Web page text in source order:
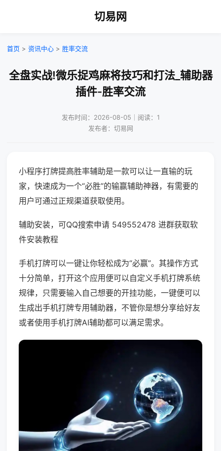
切易网
首页 > 资讯中心 > 胜率交流
全盘实战!微乐捉鸡麻将技巧和打法_辅助器
插件-胜率交流
发布时间：2026-08-05｜阅读：1
发布者：切易网
小程序打牌提高胜率辅助是一款可以让一直输的玩
家，快速成为一个“必胜”的输赢辅助神器，有需要的
用户可通过正规渠道获取使用。
辅助安装，可QQ搜索申请 549552478 进群获取软
件安装教程
手机打牌可以一键让你轻松成为“必赢”。其操作方式
十分简单，打开这个应用便可以自定义手机打牌系统
规律，只需要输入自己想要的开挂功能，一键便可以
生成出手机打牌专用辅助器，不管你是想分享给好友
或者使用手机打牌AI辅助都可以满足需求。